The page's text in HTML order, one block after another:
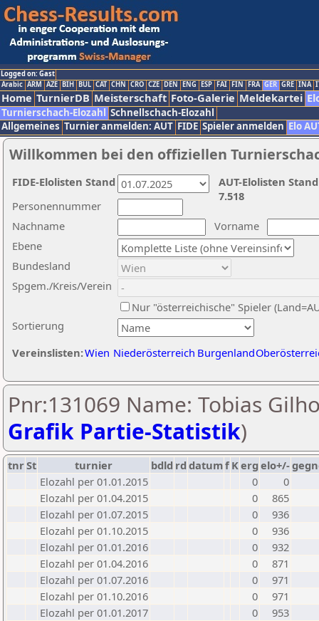
Logged on: Gast
Arabic ARM AZE BIH BUL CAT CHN CRO CZE DEN ENG ESP FAI FIN FRA GER GRE INA
Home TurnierDB Meisterschaft Foto-Galerie Meldekartei
Turnierschach-Elozahl Schnellschach-Elozahl
Allgemeines Turnier anmelden: AUT FIDE Spieler anmelden Elo
Willkommen bei den offiziellen
Nachname
Vorname
Ebene
Sortierung
Personennummer
Bundesland
Spgem./Kreis/Verein
Nur "österreichische" Spieler
Vereinslisten:Wien Niederösterreich Burgenland
AUT-Elolisten
7.518
FIDE-Elolisten Stand
Pnr:131069 Name: Tobias
Grafik Partie-Statistik)
tnrSt turnier bdld rd datumf Kerg elo+/-
Elozahl per 01.01.2015
0
0
Elozahl per 01.04.2015
0
865
Elozahl per 01.07.2015
0
936
Elozahl per 01.10.2015
0
936
Elozahl per 01.01.2016
0
932
Elozahl per 01.04.2016
0
871
Elozahl per 01.07.2016
0
971
Elozahl per 01.10.2016
0
971
Elozahl per 01.01.2017
0
953